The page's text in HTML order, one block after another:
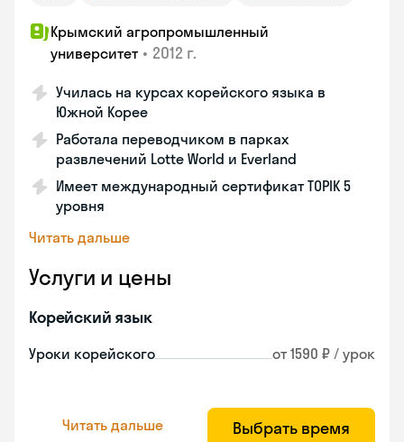
Крымский агропромышленный
университет • 2012 г.
Училась на курсах корейского языка в
Южной Корее
Работала переводчиком в парках
развлечений Lotte World и Everland
Имеет международный сертификат TOPIK 5
уровня
Читать дальше
Услуги и цены
Корейский язык
Уроки корейского от 1590 ₽ / урок
Читать дальше Выбрать время